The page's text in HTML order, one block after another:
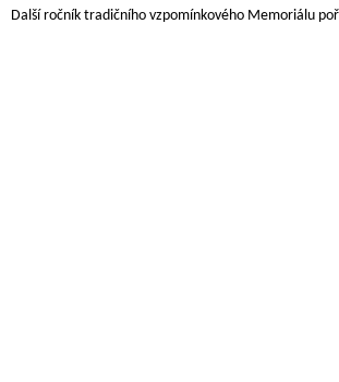
Další ročník tradičního vzpomínkového Memoriálu